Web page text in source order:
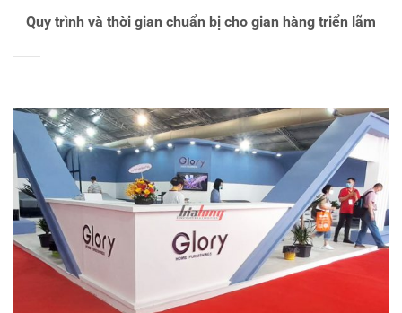
Quy trình và thời gian chuẩn bị cho gian hàng triển lãm